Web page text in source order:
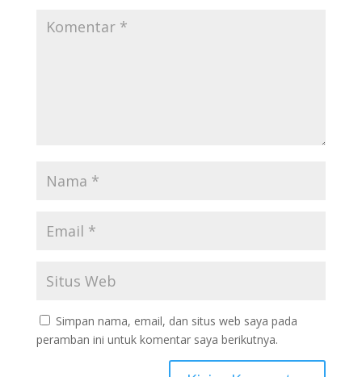
Simpan nama, email, dan situs web saya pada
peramban ini untuk komentar saya berikutnya.